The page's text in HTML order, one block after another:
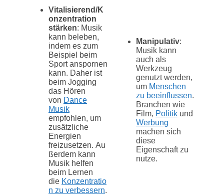
Vitalisierend/K
onzentration
stärken: Musik
kann beleben,
indem es zum
Beispiel beim
Sport anspornen
kann. Daher ist
beim Jogging
das Hören
von Dance
Musik
empfohlen, um
zusätzliche
Energien
freizusetzen. Au
ßerdem kann
Musik helfen
beim Lernen
die Konzentratio
n zu verbessern.
Manipulativ:
Musik kann
auch als
Werkzeug
genutzt werden,
um Menschen
zu beeinflussen.
Branchen wie
Film, Politik und
Werbung
machen sich
diese
Eigenschaft zu
nutze.